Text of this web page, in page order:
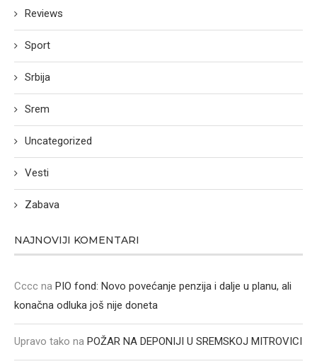
Reviews
Sport
Srbija
Srem
Uncategorized
Vesti
Zabava
NAJNOVIJI KOMENTARI
Cccc na PIO fond: Novo povećanje penzija i dalje u planu, ali
konačna odluka još nije doneta
Upravo tako na POŽAR NA DEPONIJI U SREMSKOJ MITROVICI